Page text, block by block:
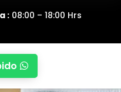
:08:00 – 18:00 Hrs
